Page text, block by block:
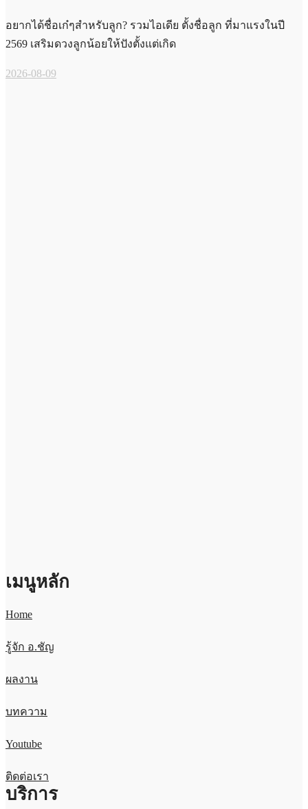
อยากได้ชื่อเก๋ๆสำหรับลูก? รวมไอเดีย ตั้งชื่อลูก ที่มาแรงในปี
2569 เสริมดวงลูกน้อยให้ปังตั้งแต่เกิด
2026-08-09
เมนูหลัก
Home
รู้จัก อ.ชัญ
ผลงาน
บทความ
Youtube
ติดต่อเรา
บริการ